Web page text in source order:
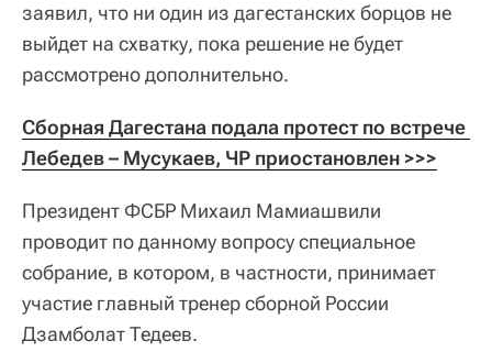
заявил, что ни один из дагестанских борцов не
выйдет на схватку, пока решение не будет
рассмотрено дополнительно.
Сборная Дагестана подала протест по встрече
Лебедев – Мусукаев, ЧР приостановлен >>>
Президент ФСБР Михаил Мамиашвили
проводит по данному вопросу специальное
собрание, в котором, в частности, принимает
участие главный тренер сборной России
Дзамболат Тедеев.